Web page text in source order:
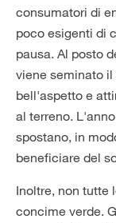
consumatori di
poco esigenti di
pausa. Al posto
viene seminato
bell'aspetto e
al terreno.
spostano, in
beneficiare del
Inoltre, non tutte
concime verde.